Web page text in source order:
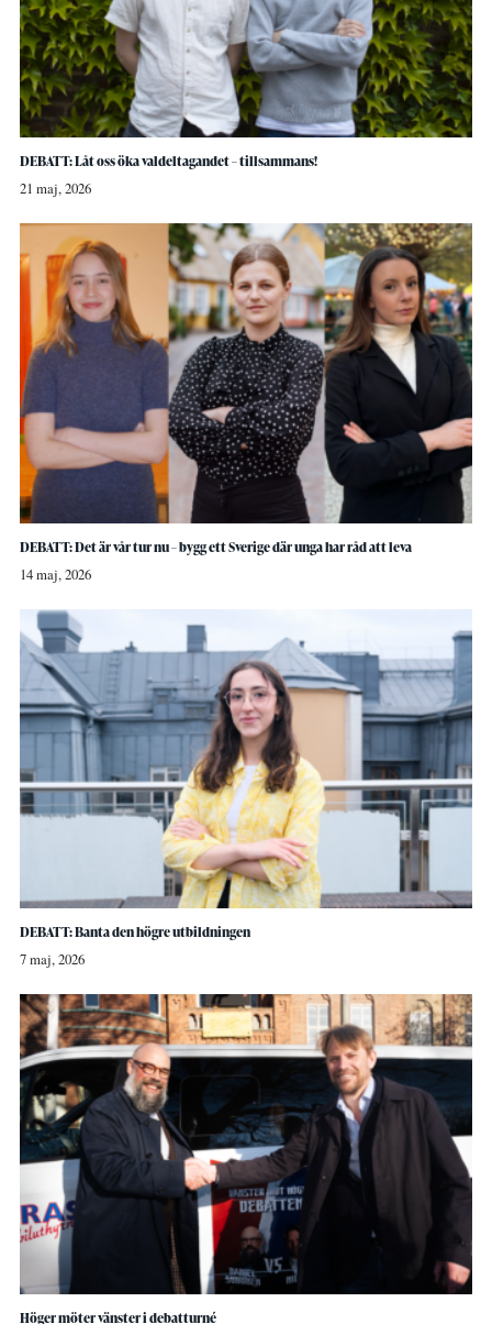
DEBATT: Låt oss öka valdeltagandet – tillsammans!
21 maj, 2026
DEBATT: Det är vår tur nu – bygg ett Sverige där unga har råd att leva
14 maj, 2026
DEBATT: Banta den högre utbildningen
7 maj, 2026
Höger möter vänster i debatturné